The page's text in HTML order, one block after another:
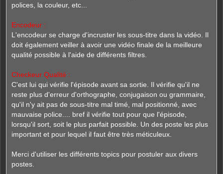
polices, la couleur, etc...
Encodeur :
L'encodeur se charge d'incruster les sous-titre dans la vidéo. Il
doit également veiller à avoir une vidéo finale de la meilleure
qualité possible à l'aide de différents filtres.
Checkeur Qualité :
C'est lui qui vérifie l'épisode avant sa sortie. Il vérifie qu'il ne
reste plus d'erreur d'orthographe, conjugaison ou grammaire,
qu'il n'y ait pas de sous-titre mal timé, mal positionné, avec
mauvaise police.... bref il vérifie tout pour que l'épisode,
lorsqu'il sort, soit le plus parfait possible. Un des poste les plus
important et pour lequel il faut être très méticuleux.
Merci d'utiliser les différents topics pour postuler aux divers
postes.